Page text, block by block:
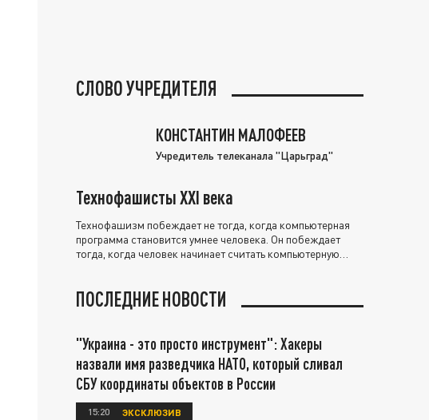
СЛОВО УЧРЕДИТЕЛЯ
КОНСТАНТИН МАЛОФЕЕВ
Учредитель телеканала "Царьград"
Технофашисты XXI века
Технофашизм побеждает не тогда, когда компьютерная
программа становится умнее человека. Он побеждает
тогда, когда человек начинает считать компьютерную
ПОСЛЕДНИЕ НОВОСТИ
"Украина - это просто инструмент": Хакеры
назвали имя разведчика НАТО, который сливал
СБУ координаты объектов в России
15:20 ЭКСКЛЮЗИВ